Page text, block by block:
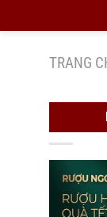
TRANG